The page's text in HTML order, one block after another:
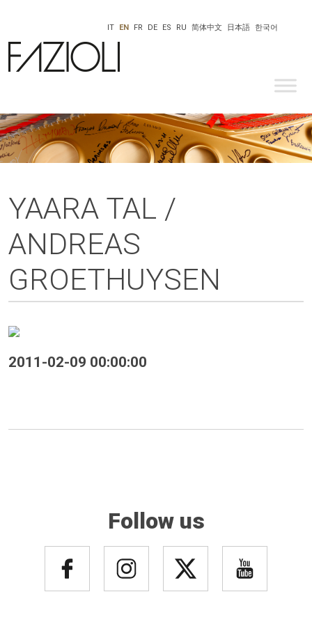
한국어
日本語
IT EN FR DE ES RU 简体中文
YAARA TAL /
ANDREAS
GROETHUYSEN
2011-02-09 00:00:00
Follow us